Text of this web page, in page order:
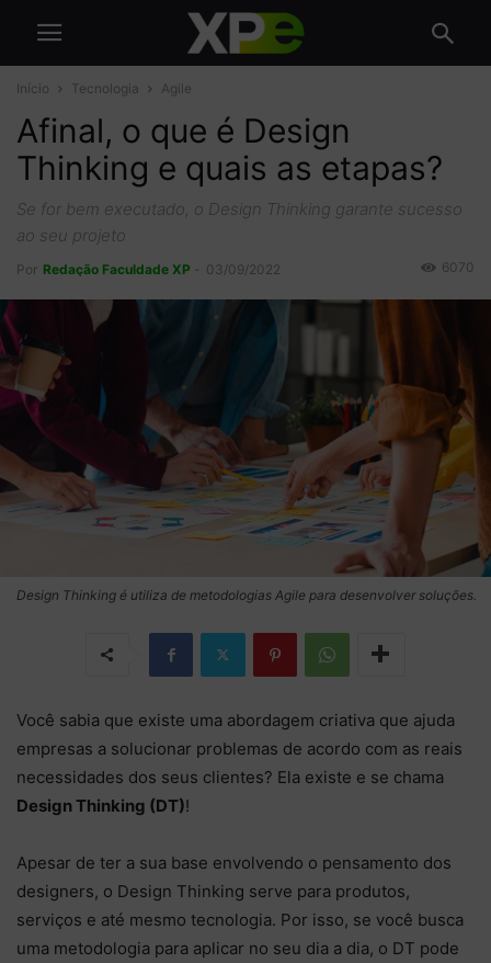
Início Tecnologia Agile
Afinal, o que é Design
Thinking e quais as etapas?
Se for bem executado, o Design Thinking garante sucesso
ao seu projeto
Por Redação Faculdade XP 03/09/2022 6070
Design Thinking é utiliza de metodologias Agile para desenvolver soluções.
Você sabia que existe uma abordagem criativa que ajuda
empresas a solucionar problemas de acordo com as reais
necessidades dos seus clientes? Ela existe e se chama
Design Thinking (DT)!
Apesar de ter a sua base envolvendo o pensamento dos
designers, o Design Thinking serve para produtos,
serviços e até mesmo tecnologia. Por isso, se você busca
uma metodologia para aplicar no seu dia a dia, o DT pode